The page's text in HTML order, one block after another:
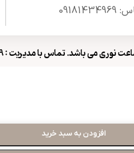
می باشد. تماس با مدیریت : 09181434969
افزودن به سبد خرید